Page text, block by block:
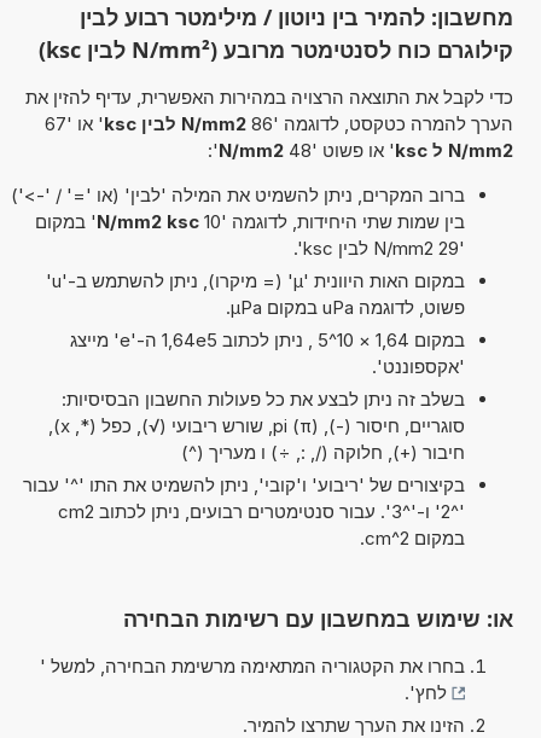
מחשבון: להמיר בין ניוטון / מילימטר רבוע לבין
קילוגרם כוח לסנטימטר מרובע (N/mm² לבין ksc)
כדי לקבל את התוצאה הרצויה במהירות האפשרית, עדיף להזין את
הערך להמרה כטקסט, לדוגמה '86
N/mm2 לבין ksc
' או '67
N/mm2 ל ksc
' או פשוט '48 N/mm2
':
ברוב המקרים, ניתן להשמיט את המילה 'לבין' (או '=' / '->')
בין שמות שתי היחידות, לדוגמה '10
N/mm2 ksc' במקום
'29 N/mm2 לבין ksc'.
במקום האות היוונית 'µ' (= מיקרו), ניתן להשתמש ב-'u'
פשוט, לדוגמה uPa במקום µPa.
במקום 1,64 × 10^5 , ניתן לכתוב 1,64e5 ה-'e' מייצג
'אקספוננט'.
בשלב זה ניתן לבצע את כל פעולות החשבון הבסיסיות:
סוגריים, חיסור (-), pi (π), שורש ריבועי (√), כפל (*, x),
חיבור (+), חלוקה (/, :, ÷) ו מעריך (^)
בקיצורים של 'ריבוע' ו'קובי', ניתן להשמיט את התו '^' עבור
'^2' ו-'^3'. עבור סנטימטרים רבועים, ניתן לכתוב cm2
במקום cm^2.
או: שימוש במחשבון עם רשימות הבחירה
בחרו את הקטגוריה המתאימה מרשימת הבחירה, למשל '
לחץ'.
הזינו את הערך שתרצו להמיר.